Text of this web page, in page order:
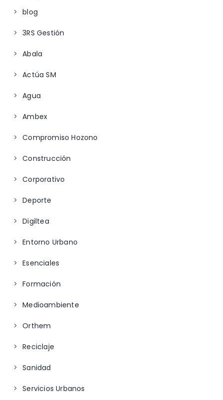
blog
3RS Gestión
Abala
Actúa SM
Agua
Ambex
Compromiso Hozono
Construcción
Corporativo
Deporte
Digiltea
Entorno Urbano
Esenciales
Formación
Medioambiente
Orthem
Reciclaje
Sanidad
Servicios Urbanos